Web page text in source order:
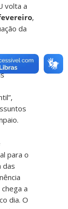
volta a
,
da
ao
para o
das
a
dia. O